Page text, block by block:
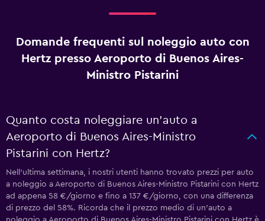
Domande frequenti sul noleggio auto con
Hertz presso Aeroporto di Buenos Aires-
Ministro Pistarini
Quanto costa noleggiare un'auto a
Aeroporto di Buenos Aires-Ministro
Pistarini con Hertz?
Nell'ultima settimana, i nostri utenti hanno trovato prezzi per auto
a noleggio a Aeroporto di Buenos Aires-Ministro Pistarini con Hertz
ad appena 58 €/giorno e fino a 137 €/giorno, con una differenza
di prezzo del 58%. Ricorda che il prezzo medio di un'auto a